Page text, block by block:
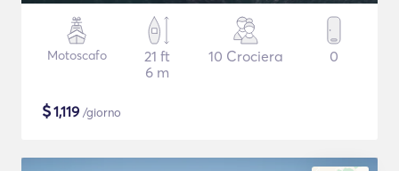
Motoscafo
21 ft
6 m
10 Crociera 0
$1,119 /giorno